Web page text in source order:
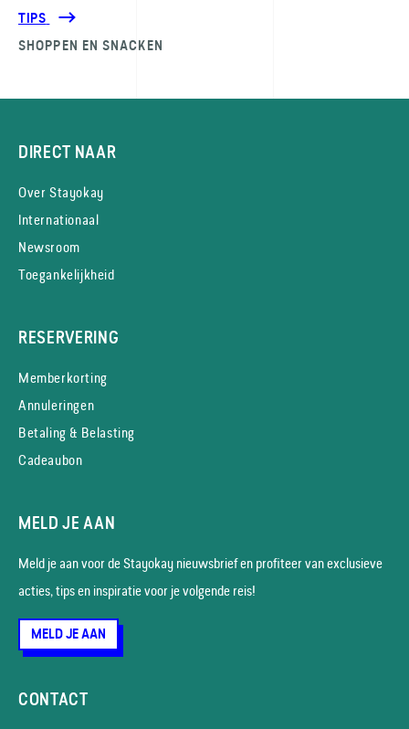
TIPS
SHOPPEN EN SNACKEN
DIRECT NAAR
Over Stayokay
Internationaal
Newsroom
Toegankelijkheid
RESERVERING
Memberkorting
Annuleringen
Betaling & Belasting
Cadeaubon
MELD JE AAN
Meld je aan voor de Stayokay nieuws­brief en profiteer van exclusieve
acties, tips en inspiratie voor je volgende reis!
MELD JE AAN
CONTACT